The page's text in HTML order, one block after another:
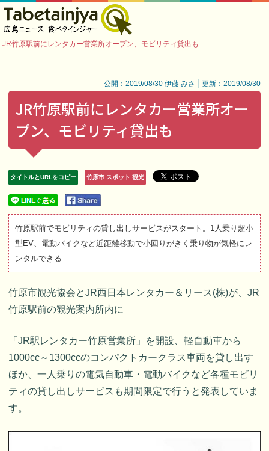
JR竹原駅前にレンタカー営業所オープン、モビリティ貸出も
公開：2019/08/30 伊藤 みさ │更新：2019/08/30
JR竹原駅前にレンタカー営業所オー
プン、モビリティ貸出も
タイトルとURLをコピー 竹原市 スポット 観光
竹原駅前でモビリティの貸し出しサービスがスタート。1人乗り超小
型EV、電動バイクなど近距離移動で小回りがきく乗り物が気軽にレ
ンタルできる
竹原市観光協会とJR西日本レンタカー＆リース(株)が、JR
竹原駅前の観光案内所内に
「JR駅レンタカー竹原営業所」を開設、軽自動車から
1000cc～1300ccのコンパクトカークラス車両を貸し出す
ほか、一人乗りの電気自動車・電動バイクなど各種モビリ
ティの貸し出しサービスも期間限定で行うと発表していま
す。